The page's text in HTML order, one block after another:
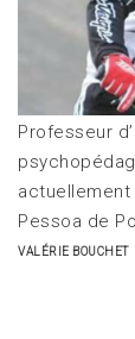
Professeur
actuellement
Pessoa de
VALÉRIE BOUCHET